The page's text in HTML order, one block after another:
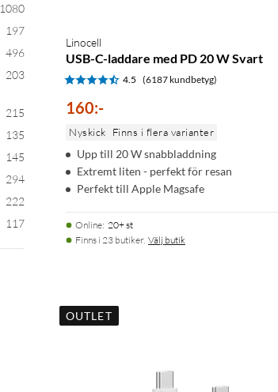
1080
197
496
203
215
135
145
294
222
117
Linocell
USB-C-laddare med PD 20 W Svart
4.5 (6187 kundbetyg)
160:-
Nyskick Finns i flera varianter
Upp till 20 W snabbladdning
Extremt liten - perfekt för resan
Perfekt till Apple Magsafe
Online: 20+ st
Finns i 23 butiker. Välj butik
OUTLET